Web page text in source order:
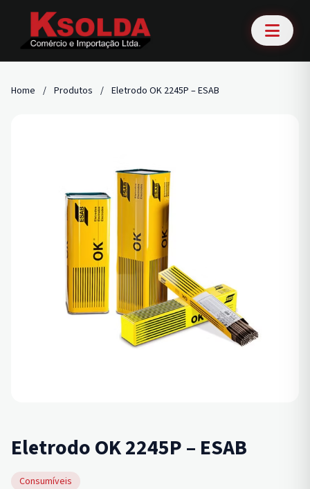
Home / Produtos / Eletrodo OK 2245P – ESAB
Eletrodo OK 2245P – ESAB
Consumíveis